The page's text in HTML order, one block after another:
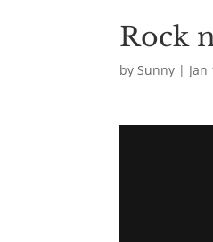
Rock
bySunny | Jan